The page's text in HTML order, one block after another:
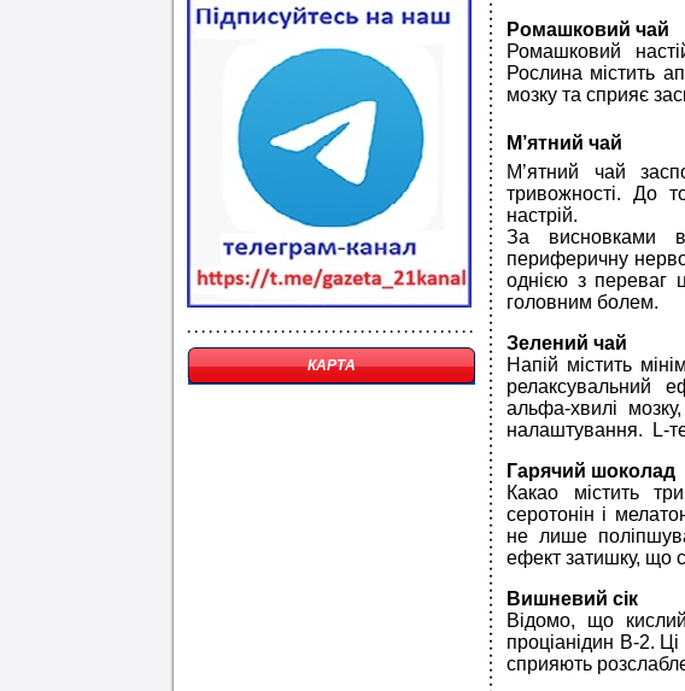
КАРТА
Ромашковий чай
Ромашковий
Рослина містить
мозку та сприяє
М’ятний чай
М’ятний чай
тривожності. До
настрій.
За висновками
периферичну
однією з переваг
головним болем.
Зелений чай
Напій містить
релаксувальний
альфа-хвилі
налаштування. L-
Гарячий шоколад
Какао містить
серотонін і
не лише
ефект затишку, що
Вишневий сік
Відомо, що
проціанідин B-2.
сприяють